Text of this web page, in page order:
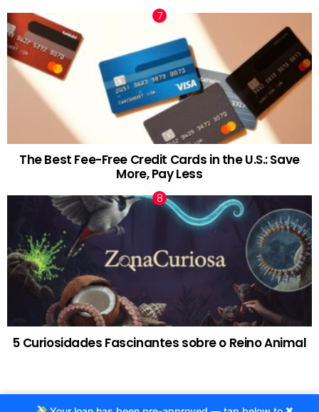
The Best Fee-Free Credit Cards in the U.S.: Save
More, Pay Less
5 Curiosidades Fascinantes sobre o Reino Animal